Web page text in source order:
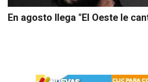
En agosto llega "El Oeste le